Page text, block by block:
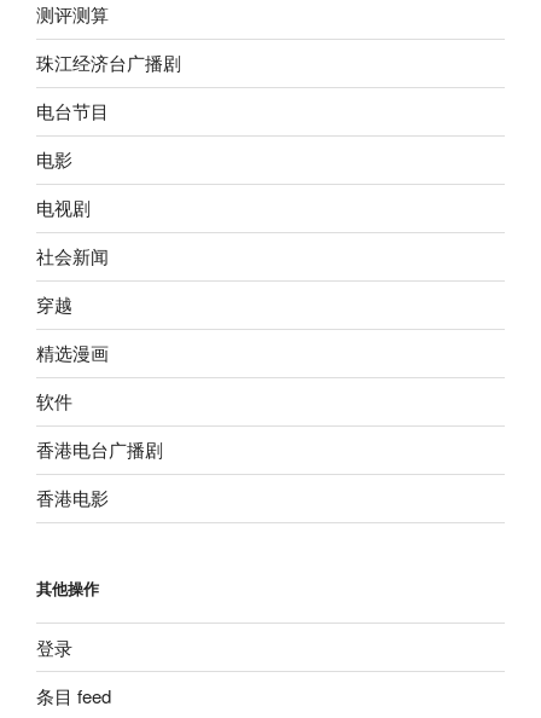
测评测算
珠江经济台广播剧
电台节目
电影
电视剧
社会新闻
穿越
精选漫画
软件
香港电台广播剧
香港电影
其他操作
登录
条目 feed